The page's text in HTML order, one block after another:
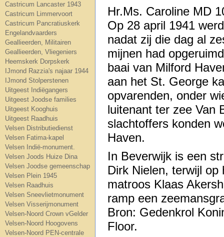
Castricum Lancaster 1943
Castricum Limmervoort
Castricum Pancratiuskerk
Engelandvaarders
Geallieerden, Militairen
Geallieerden, Vliegeniers
Heemskerk Dorpskerk
IJmond Razzia's najaar 1944
IJmond Stolperstenen
Uitgeest Indiëgangers
Uitgeest Joodse families
Uitgeest Kooghuis
Uitgeest Raadhuis
Velsen Distributiedienst
Velsen Fatima-kapel
Velsen Indië-monument.
Velsen Joods Huize Dina
Velsen Joodse gemeenschap
Velsen Plein 1945
Velsen Raadhuis
Velsen Sneevlietmonument
Velsen Visserijmonument
Velsen-Noord Crown vGelder
Velsen-Noord Hoogovens
Velsen-Noord PEN-centrale
Hr.Ms. Caroline MD
Op 28 april 1941
nadat zij die dag al
mijnen had
baai van Milford
aan het St. George
opvarenden, onder
luitenant ter zee Van
slachtoffers konden
Haven.
In Beverwijk is een
Dirk Nielen, terwijl
matroos Klaas
ramp een
Bron: Gedenkrol
Floor.